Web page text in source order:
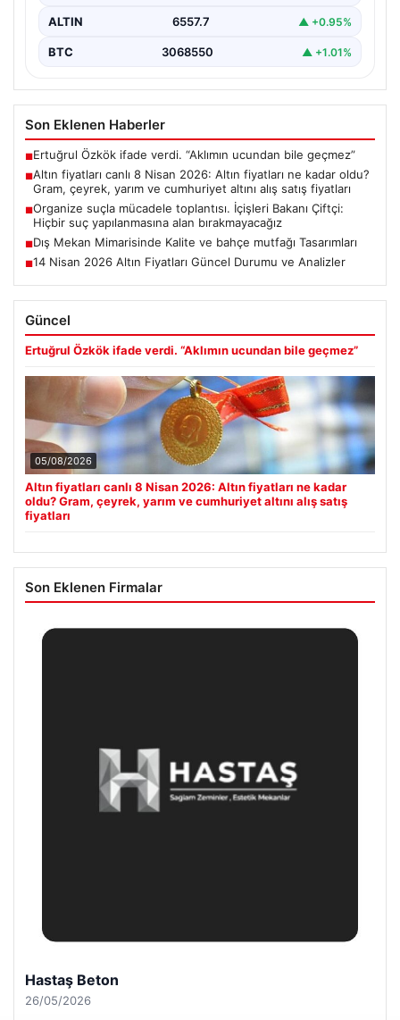
ALTIN 6557.7 ▲ +0.95%
BTC 3068550 ▲ +1.01%
Son Eklenen Haberler
■Ertuğrul Özkök ifade verdi. “Aklımın ucundan bile geçmez”
■Altın fiyatları canlı 8 Nisan 2026: Altın fiyatları ne kadar oldu?
Gram, çeyrek, yarım ve cumhuriyet altını alış satış fiyatları
■Organize suçla mücadele toplantısı. İçişleri Bakanı Çiftçi:
Hiçbir suç yapılanmasına alan bırakmayacağız
■Dış Mekan Mimarisinde Kalite ve bahçe mutfağı Tasarımları
■14 Nisan 2026 Altın Fiyatları Güncel Durumu ve Analizler
Güncel
Ertuğrul Özkök ifade verdi. “Aklımın ucundan bile geçmez”
05/08/2026
Altın fiyatları canlı 8 Nisan 2026: Altın fiyatları ne kadar
oldu? Gram, çeyrek, yarım ve cumhuriyet altını alış satış
fiyatları
Son Eklenen Firmalar
Hastaş Beton
26/05/2026